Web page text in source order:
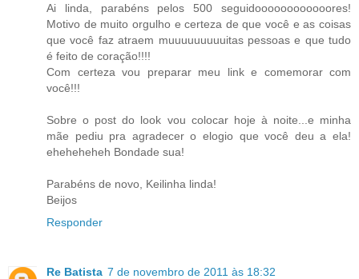
Ai linda, parabéns pelos 500 seguidoooooooooooores!
Motivo de muito orgulho e certeza de que você e as coisas
que você faz atraem muuuuuuuuuitas pessoas e que tudo
é feito de coração!!!!
Com certeza vou preparar meu link e comemorar com
você!!!
Sobre o post do look vou colocar hoje à noite...e minha
mãe pediu pra agradecer o elogio que você deu a ela!
eheheheheh Bondade sua!
Parabéns de novo, Keilinha linda!
Beijos
Responder
Re Batista 7 de novembro de 2011 às 18:32